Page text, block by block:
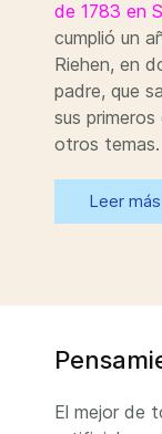
de 1783 en
cumplió un
Riehen, en
padre, que
sus
otros temas.
Leer
El mejor de